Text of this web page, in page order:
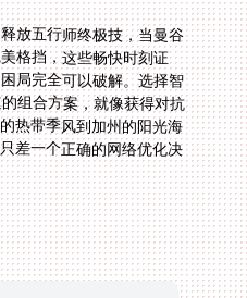
放五行师终极技，当曼谷
美格挡，这些畅快时刻证
局完全可以破解。选择智
组合方案，就像获得对抗
热带季风到加州的阳光海
差一个正确的网络优化决